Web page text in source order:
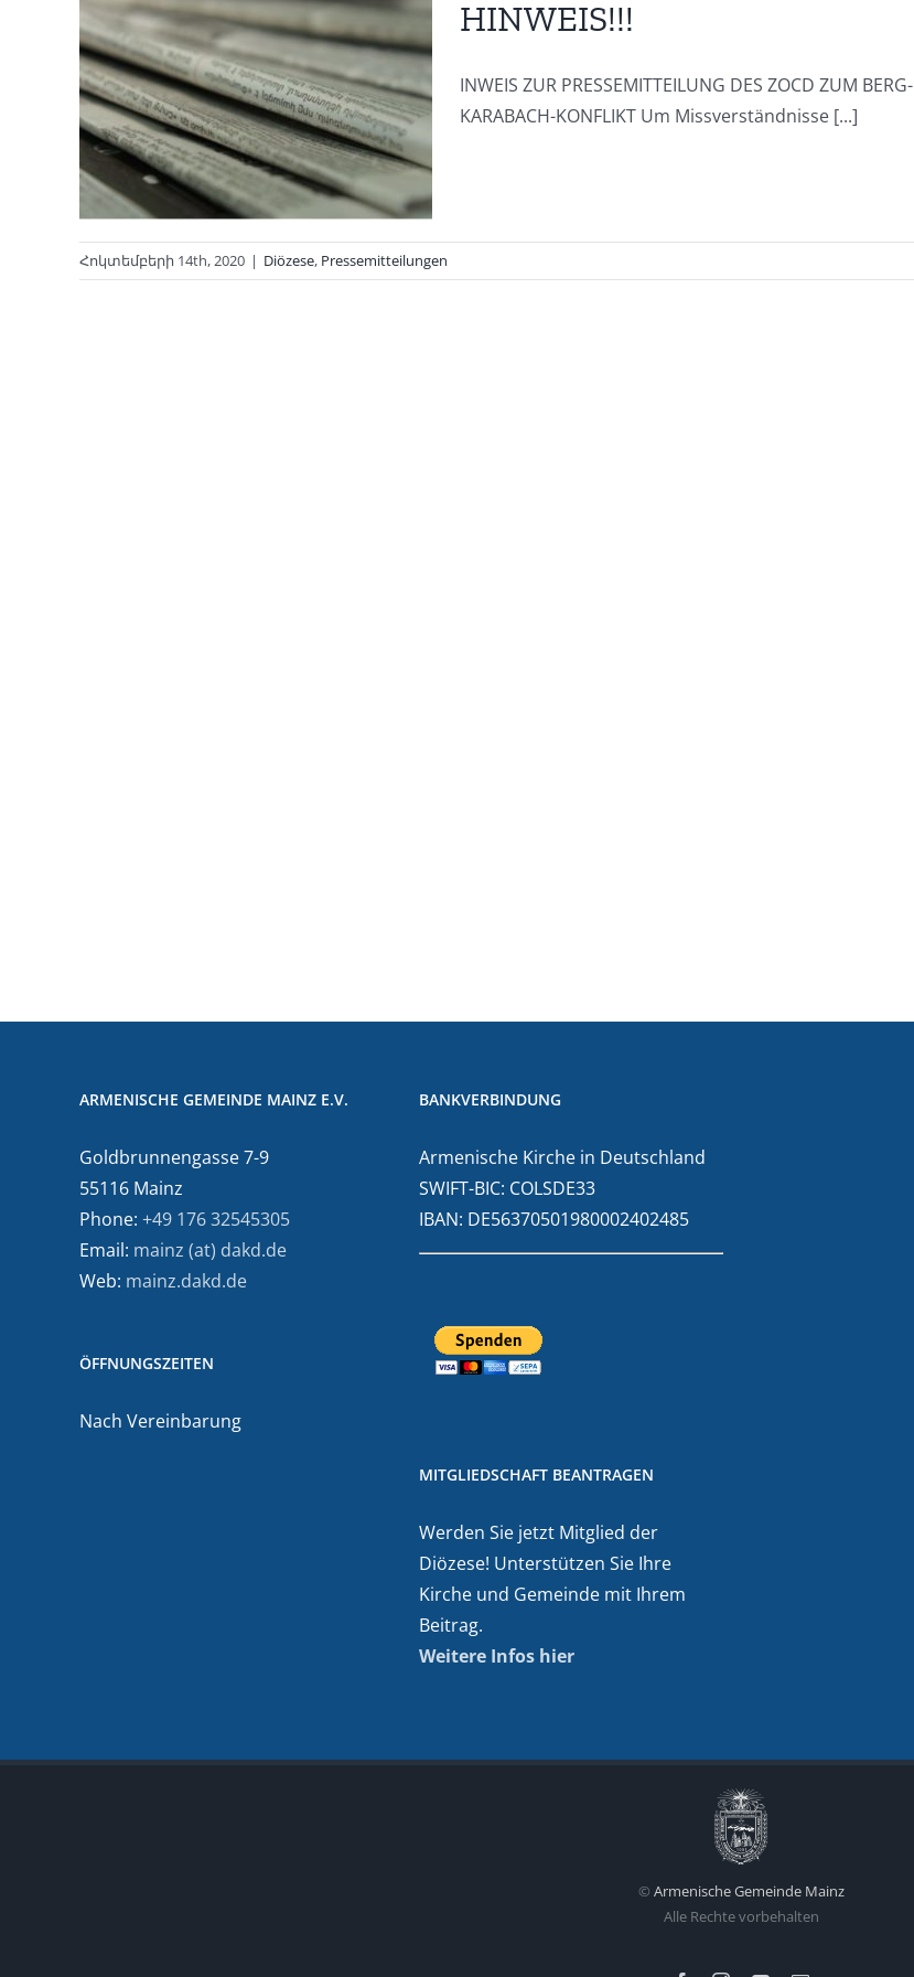
HINWEIS!!!
INWEIS ZUR PRESSEMITTEILUNG DES ZOCD ZUM BERG-
KARABACH-KONFLIKT Um Missverständnisse [...]
Հոկտեմբերի 14th, 2020 | Diözese, Pressemitteilungen
ARMENISCHE GEMEINDE MAINZ E.V.
Goldbrunnengasse 7-9
55116 Mainz
Phone: +49 176 32545305
Email: mainz (at) dakd.de
Web: mainz.dakd.de
ÖFFNUNGSZEITEN
Nach Vereinbarung
BANKVERBINDUNG
Armenische Kirche in Deutschland
SWIFT-BIC: COLSDE33
IBAN: DE56370501980002402485
MITGLIEDSCHAFT BEANTRAGEN
Werden Sie jetzt Mitglied der
Diözese! Unterstützen Sie Ihre
Kirche und Gemeinde mit Ihrem
Beitrag.
Weitere Infos hier
© Armenische Gemeinde Mainz
Alle Rechte vorbehalten